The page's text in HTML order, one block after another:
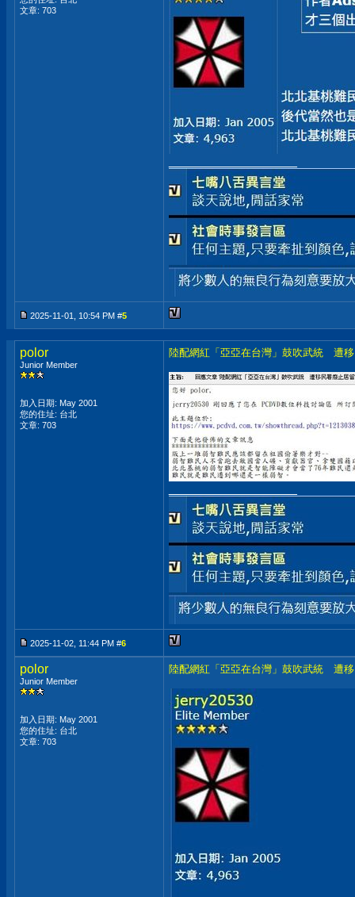
文章: 703
2025-11-01, 10:54 PM #5
polor
Junior Member
加入日期: May 2001
您的住址: 台北
文章: 703
陸配網紅「亞亞在台灣」鼓吹武統 遭
2025-11-02, 11:44 PM #6
polor
Junior Member
加入日期: May 2001
您的住址: 台北
文章: 703
陸配網紅「亞亞在台灣」鼓吹武統 遭